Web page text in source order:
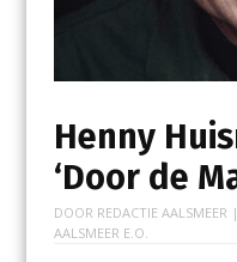
Henny
‘Door de
DOOR REDACTIE AALSMEER |
AALSMEER E.O.